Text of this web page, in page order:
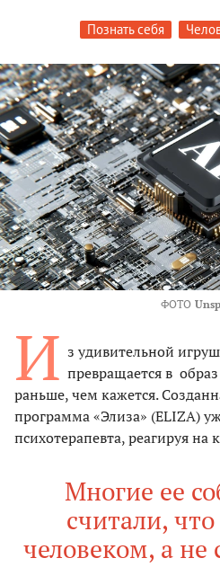
Познать себя
ФОТО
И з удивительной
превращается в
раньше, чем кажется.
программа «Элиза» (ELIZA)
психотерапевта, реагируя на
Многие ее
считали, что
человеком, а